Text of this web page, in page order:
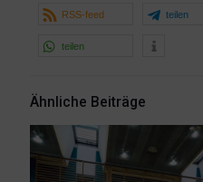
RSS-feed teilen
teilen
Ähnliche Beiträge